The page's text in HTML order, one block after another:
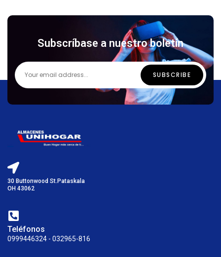
Subscríbase a nuestro boletín
30 Buttonwood St.Pataskala
OH 43062
Teléfonos
0999446324 - 032965-816